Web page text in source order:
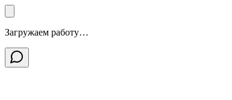
Загружаем работу…